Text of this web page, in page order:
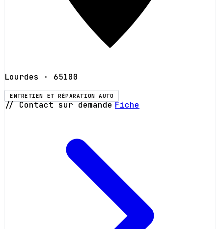
Lourdes · 65100
ENTRETIEN ET RÉPARATION AUTO
// Contact sur demande Fiche